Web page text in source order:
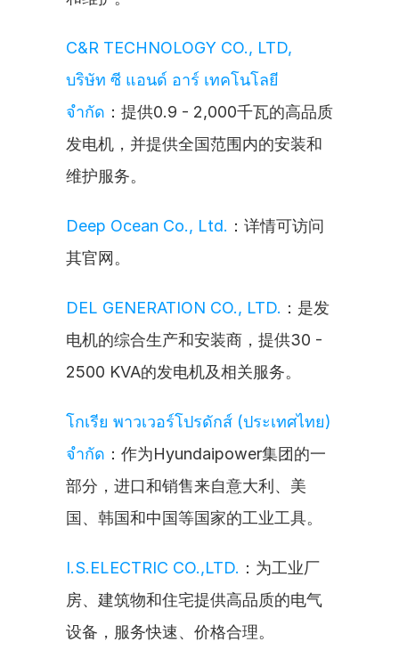
C&R TECHNOLOGY CO., LTD,
บริษัท ซี แอนด์ อาร์ เทคโนโลยี
จำกัด ：提供0.9 - 2,000千瓦的高品质
发电机，并提供全国范围内的安装和
维护服务。
Deep Ocean Co., Ltd. ：详情可访问
其官网。
DEL GENERATION CO., LTD. ：是发
电机的综合生产和安装商，提供30 -
2500 KVA的发电机及相关服务。
โกเรีย พาวเวอร์โปรดักส์ (ประเทศไทย)
จำกัด ：作为Hyundaipower集团的一
部分，进口和销售来自意大利、美
国、韩国和中国等国家的工业工具。
I.S.ELECTRIC CO.,LTD. ：为工业厂
房、建筑物和住宅提供高品质的电气
设备，服务快速、价格合理。